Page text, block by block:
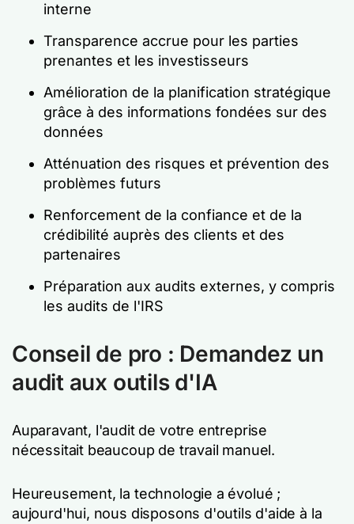
interne
Transparence accrue pour les parties
prenantes et les investisseurs
Amélioration de la planification stratégique
grâce à des informations fondées sur des
données
Atténuation des risques et prévention des
problèmes futurs
Renforcement de la confiance et de la
crédibilité auprès des clients et des
partenaires
Préparation aux audits externes, y compris
les audits de l'IRS
Conseil de pro : Demandez un
audit aux outils d'IA
Auparavant, l'audit de votre entreprise
nécessitait beaucoup de travail manuel.
Heureusement, la technologie a évolué ;
aujourd'hui, nous disposons d'outils d'aide à la